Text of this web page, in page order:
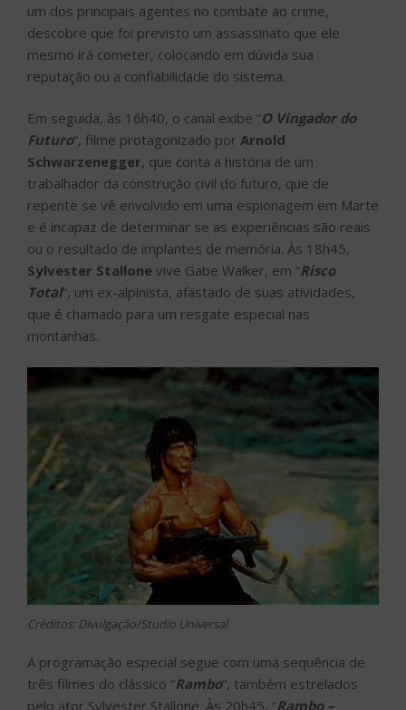
um dos principais agentes no combate ao crime,
descobre que foi previsto um assassinato que ele
mesmo irá cometer, colocando em dúvida sua
reputação ou a confiabilidade do sistema.
Em seguida, às 16h40, o canal exibe “O Vingador do
Futuro“, filme protagonizado por Arnold
Schwarzenegger, que conta a história de um
trabalhador da construção civil do futuro, que de
repente se vê envolvido em uma espionagem em Marte
e é incapaz de determinar se as experiências são reais
ou o resultado de implantes de memória. Às 18h45,
Sylvester Stallone vive Gabe Walker, em “Risco
Total“, um ex-alpinista, afastado de suas atividades,
que é chamado para um resgate especial nas
montanhas.
Créditos: Divulgação/Studio Universal
A programação especial segue com uma sequência de
três filmes do clássico “Rambo“, também estrelados
pelo ator Sylvester Stallone. Às 20h45, “Rambo –